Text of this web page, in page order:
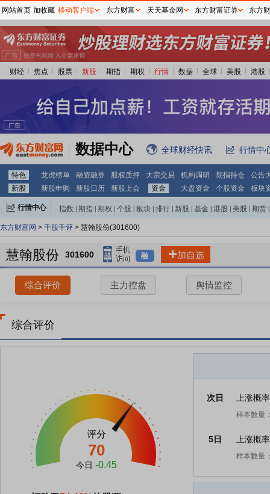
财经 焦点 股票 新股 期指 期权 行情 数据 全球 美股 港股
数据中心 全球财经快讯 行情中
特色 龙虎榜单 融资融券 股权质押 大宗交易 机构调研 期指持仓
公告
新股
新股申购 新股日历 新股上会 资金 大盘资金 个股资金 板块
行情中心 指数 期指 期权 个股 板块 排行 新股 基金 港股 美股 期货
东方财富网 > 千股千评 > 慧翰股份(301600)
慧翰股份 301600 融 加自选
综合评价 主力控盘 舆情监控
综合评价
评分
70
今日 -0.45
次日 上涨概
样本数量
5日 上涨概
样本数量
网站首页 加收藏 移动客户端 东方财富 天天基金网 东方财富证券 东方